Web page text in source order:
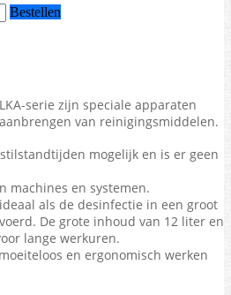
Bestellen
serie zijn speciale apparaten
van reinigingsmiddelen.
mogelijk en is er geen
machines en systemen.
als de desinfectie in een groot
De grote inhoud van 12 liter en
lange werkuren.
en ergonomisch werken